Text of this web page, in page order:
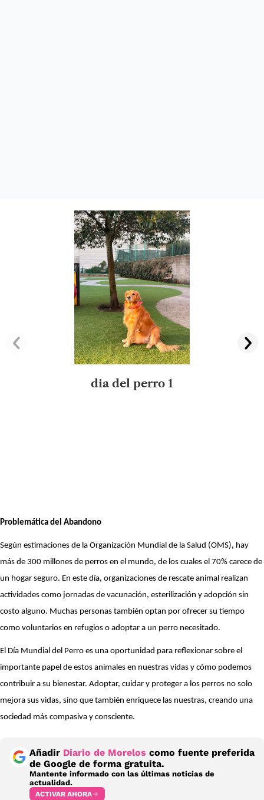
dia del perro 1
Problemática del Abandono
Según estimaciones de la Organización Mundial de la Salud (OMS), hay
más de 300 millones de perros en el mundo, de los cuales el 70% carece de
un hogar seguro. En este día, organizaciones de rescate animal realizan
actividades como jornadas de vacunación, esterilización y adopción sin
costo alguno. Muchas personas también optan por ofrecer su tiempo
como voluntarios en refugios o adoptar a un perro necesitado.
El Día Mundial del Perro es una oportunidad para reflexionar sobre el
importante papel de estos animales en nuestras vidas y cómo podemos
contribuir a su bienestar. Adoptar, cuidar y proteger a los perros no solo
mejora sus vidas, sino que también enriquece las nuestras, creando una
sociedad más compasiva y consciente.
Añadir Diario de Morelos como fuente preferida
de Google de forma gratuita.
Mantente informado con las últimas noticias de
actualidad.
ACTIVAR AHORA